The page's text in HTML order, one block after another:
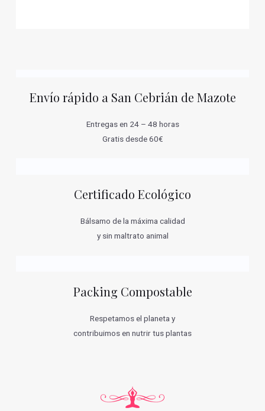
Envío rápido a San Cebrián de Mazote
Entregas en 24 – 48 horas
Gratis desde 60€
Certificado Ecológico
Bálsamo de la máxima calidad
y sin maltrato animal
Packing Compostable
Respetamos el planeta y
contribuimos en nutrir tus plantas